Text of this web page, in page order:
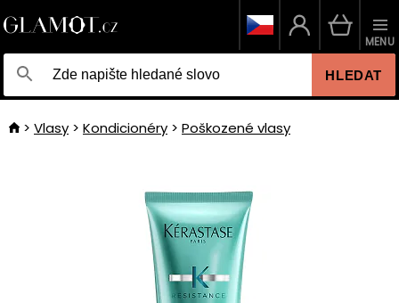
HLEDAT
MENU
Vlasy Kondicionéry Poškozené vlasy